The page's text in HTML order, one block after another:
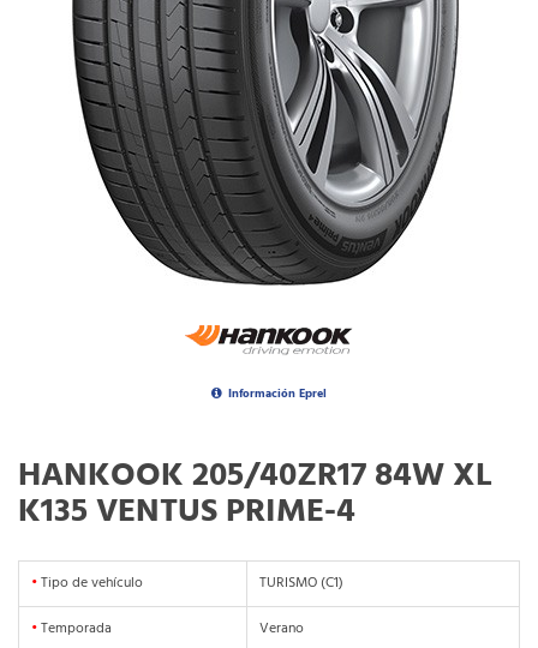
Información Eprel
HANKOOK 205/40ZR17 84W XL
K135 VENTUS PRIME-4
•Tipo de vehículo
TURISMO (C1)
•Temporada
Verano